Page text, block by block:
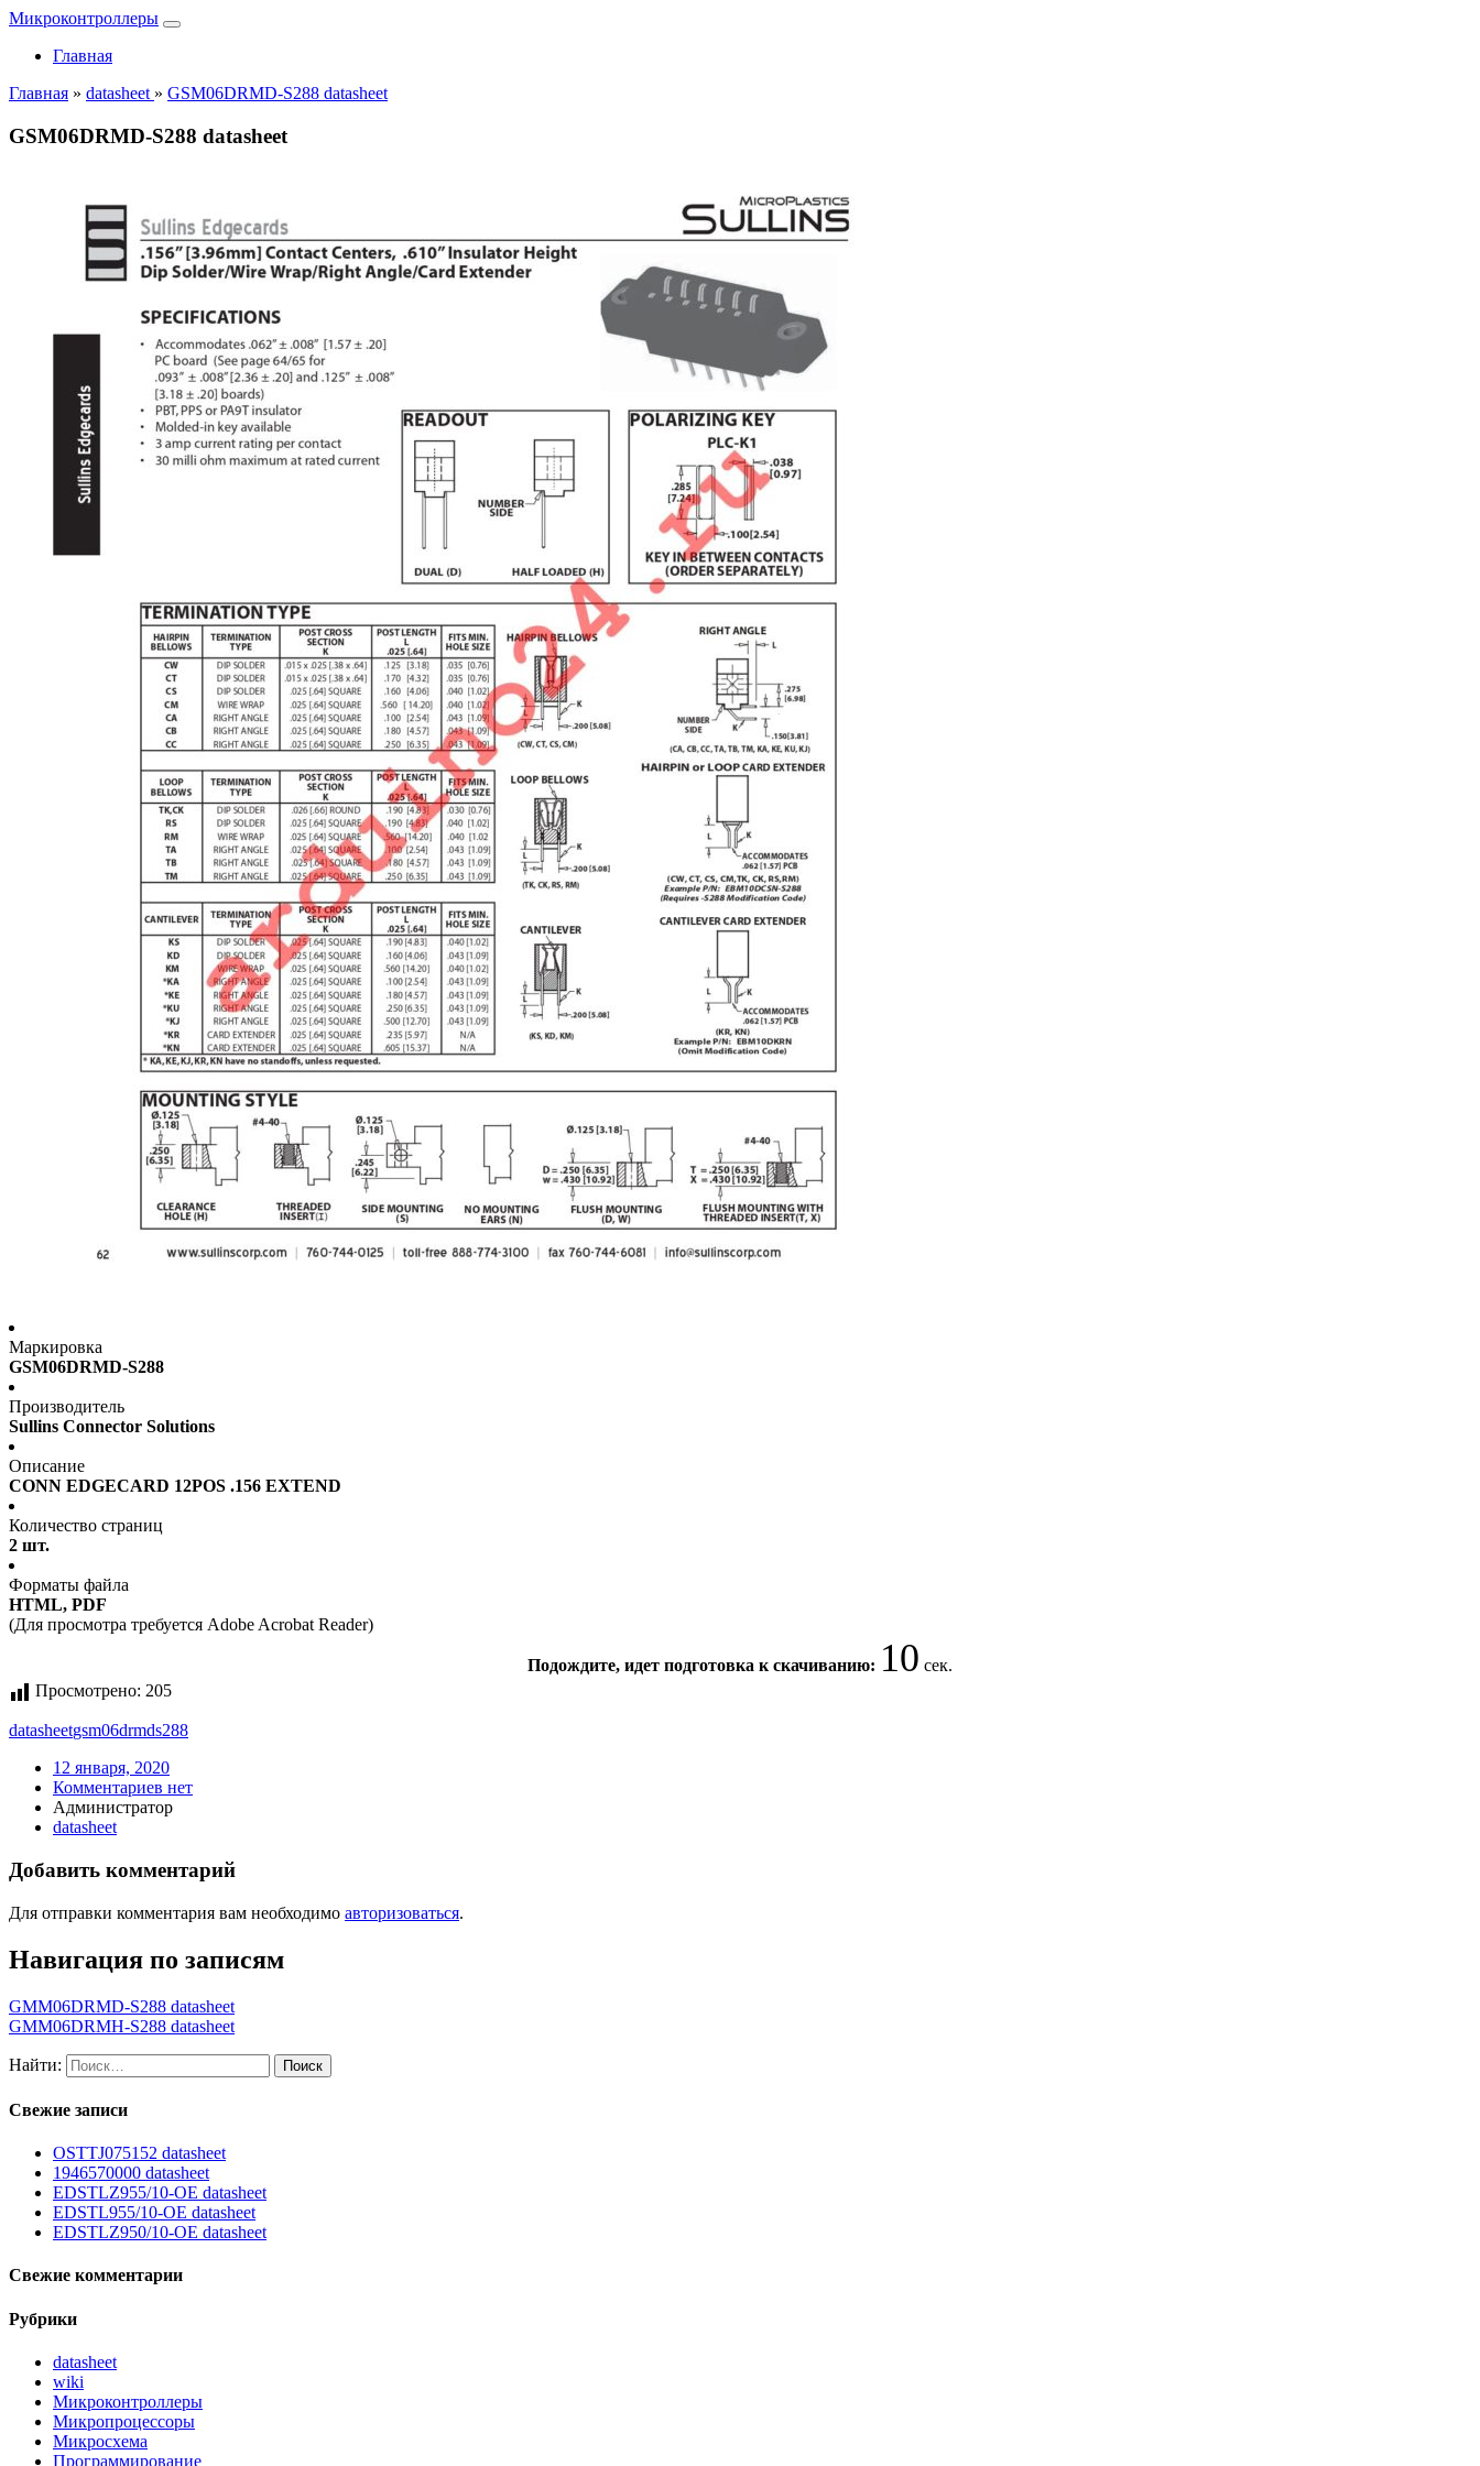
Микроконтроллеры
Главная
Главная » datasheet » GSM06DRMD-S288 datasheet
GSM06DRMD-S288 datasheet
Маркировка
GSM06DRMD-S288
Производитель
Sullins Connector Solutions
Описание
CONN EDGECARD 12POS .156 EXTEND
Количество страниц
2 шт.
Форматы файла
HTML, PDF
(Для просмотра требуется Adobe Acrobat Reader)
Подождите, идет подготовка к скачиванию: 10 сек.
Просмотрено: 205
datasheetgsm06drmds288
12 января, 2020
Комментариев нет
Администратор
datasheet
Добавить комментарий
Для отправки комментария вам необходимо авторизоваться.
Навигация по записям
GMM06DRMD-S288 datasheet
GMM06DRMH-S288 datasheet
Найти:
Свежие записи
OSTTJ075152 datasheet
1946570000 datasheet
EDSTLZ955/10-OE datasheet
EDSTL955/10-OE datasheet
EDSTLZ950/10-OE datasheet
Свежие комментарии
Рубрики
datasheet
wiki
Микроконтроллеры
Микропроцессоры
Микросхема
Программирование